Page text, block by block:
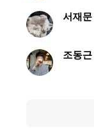
서재문
조동근